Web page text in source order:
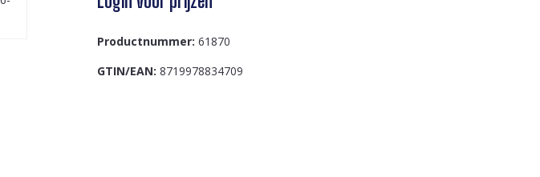
Productnummer: 61870
GTIN/EAN: 8719978834709